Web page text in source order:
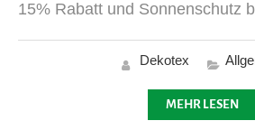
15% Rabatt und Sonnenschutz
Dekotex
MEHR LESEN